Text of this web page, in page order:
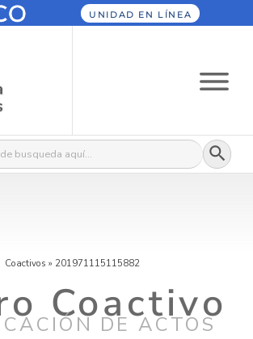
UNIDAD EN LÍNEA
Botón
Coactivos » 201971115115882
Coactivo
DE ACTOS